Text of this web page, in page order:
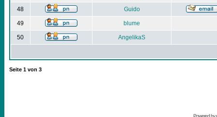
48 Guido
49 blume
50 AngelikaS
Seite 1 von 3
Powered by